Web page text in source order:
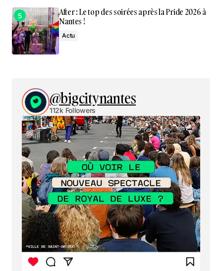
After : Le top des soirées après la Pride 2026 à
Nantes !
Actu
@bigcitynantes
112k Followers